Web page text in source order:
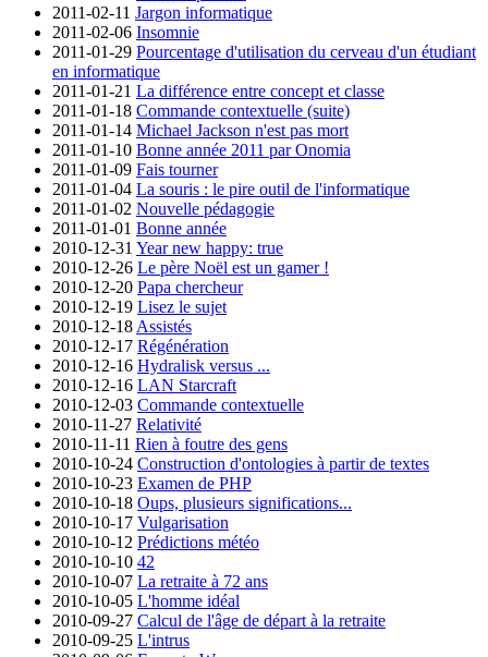
2011-02-11 Jargon informatique
2011-02-06 Insomnie
2011-01-29 Pourcentage d'utilisation du cerveau d'un étudiant
en informatique
2011-01-21 La différence entre concept et classe
2011-01-18 Commande contextuelle (suite)
2011-01-14 Michael Jackson n'est pas mort
2011-01-10 Bonne année 2011 par Onomia
2011-01-09 Fais tourner
2011-01-04 La souris : le pire outil de l'informatique
2011-01-02 Nouvelle pédagogie
2011-01-01 Bonne année
2010-12-31 Year new happy: true
2010-12-26 Le père Noël est un gamer !
2010-12-20 Papa chercheur
2010-12-19 Lisez le sujet
2010-12-18 Assistés
2010-12-17 Régénération
2010-12-16 Hydralisk versus ...
2010-12-16 LAN Starcraft
2010-12-03 Commande contextuelle
2010-11-27 Relativité
2010-11-11 Rien à foutre des gens
2010-10-24 Construction d'ontologies à partir de textes
2010-10-23 Examen de PHP
2010-10-18 Oups, plusieurs significations...
2010-10-17 Vulgarisation
2010-10-12 Prédictions météo
2010-10-10 42
2010-10-07 La retraite à 72 ans
2010-10-05 L'homme idéal
2010-09-27 Calcul de l'âge de départ à la retraite
2010-09-25 L'intrus